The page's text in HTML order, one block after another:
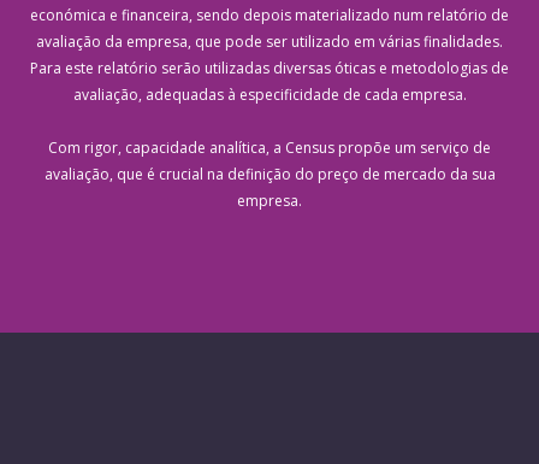
económica e financeira, sendo depois materializado num relatório de
avaliação da empresa, que pode ser utilizado em várias finalidades.
Para este relatório serão utilizadas diversas óticas e metodologias de
avaliação, adequadas à especificidade de cada empresa.
Com rigor, capacidade analítica, a Census propõe um serviço de
avaliação, que é crucial na definição do preço de mercado da sua
empresa.